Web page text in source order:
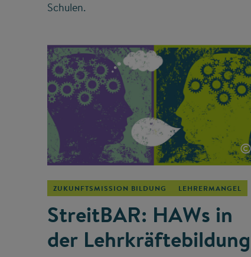
Schulen.
©
ZUKUNFTSMISSION BILDUNG LEHRERMANGEL
StreitBAR: HAWs in
der Lehrkräftebildung